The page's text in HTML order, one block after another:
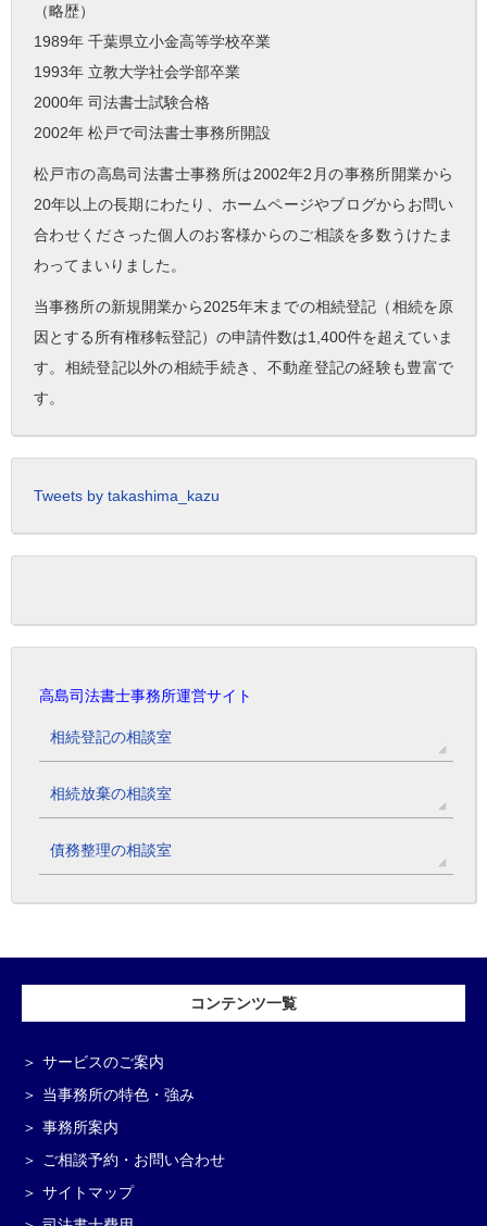
（略歴）
1989年 千葉県立小金高等学校卒業
1993年 立教大学社会学部卒業
2000年 司法書士試験合格
2002年 松戸で司法書士事務所開設
松戸市の高島司法書士事務所は2002年2月の事務所開業から
20年以上の長期にわたり、ホームページやブログからお問い
合わせくださった個人のお客様からのご相談を多数うけたま
わってまいりました。
当事務所の新規開業から2025年末までの相続登記（相続を原
因とする所有権移転登記）の申請件数は1,400件を超えていま
す。相続登記以外の相続手続き、不動産登記の経験も豊富で
す。
Tweets by takashima_kazu
高島司法書士事務所運営サイト
相続登記の相談室
相続放棄の相談室
債務整理の相談室
コンテンツ一覧
サービスのご案内
当事務所の特色・強み
事務所案内
ご相談予約・お問い合わせ
サイトマップ